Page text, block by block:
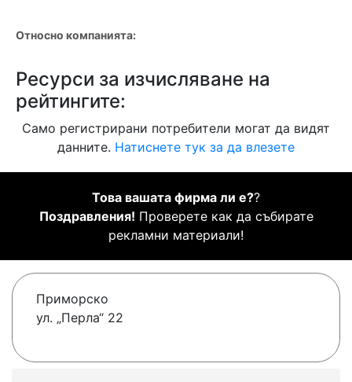
Относно компанията:
Ресурси за изчисляване на
рейтингите:
Само регистрирани потребители могат да видят
данните. Натиснете тук за да влезете
Това вашата фирма ли е??
Поздравления! Проверете как да събирате
рекламни материали!
Приморско
ул. „Перла“ 22